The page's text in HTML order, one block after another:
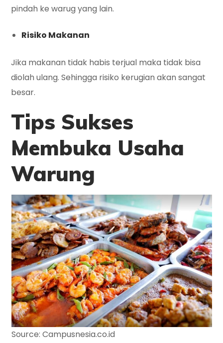
pindah ke warug yang lain.
Risiko Makanan
Jika makanan tidak habis terjual maka tidak bisa
diolah ulang. Sehingga risiko kerugian akan sangat
besar.
Tips Sukses
Membuka Usaha
Warung
Source: Campusnesia.co.id